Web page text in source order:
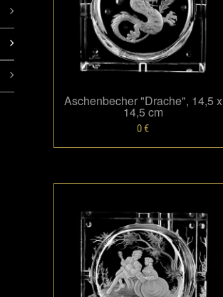
Aschenbecher "Drache", 14,5 x
14,5 cm
0 €
Размер: 14.5 х 14.5
Mehr
x 14,5 cm